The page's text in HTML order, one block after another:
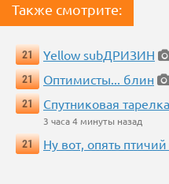
Также смотрите:
21 Yellow subДРИЗИН
21
Оптимисты... блин
21
Спутниковая
3 часа 4 минуты назад
21
Ну вот, опять